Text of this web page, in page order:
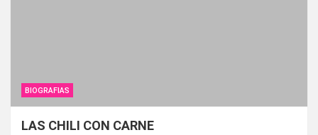
BIOGRAFIAS
LAS CHILI CON CARNE